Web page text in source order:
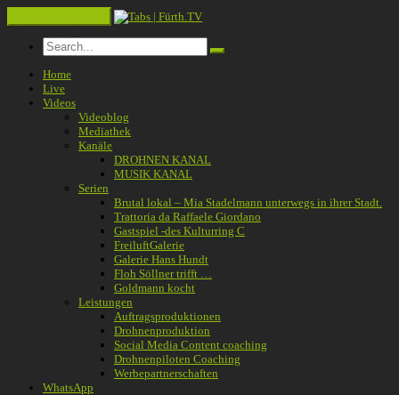
Home
Live
Videos
Videoblog
Mediathek
Kanäle
DROHNEN KANAL
MUSIK KANAL
Serien
Brutal lokal – Mia Stadelmann unterwegs in ihrer Stadt.
Trattoria da Raffaele Giordano
Gastspiel -des Kulturring C
FreiluftGalerie
Galerie Hans Hundt
Floh Söllner trifft …
Goldmann kocht
Leistungen
Auftragsproduktionen
Drohnenproduktion
Social Media Content coaching
Drohnenpiloten Coaching
Werbepartnerschaften
WhatsApp